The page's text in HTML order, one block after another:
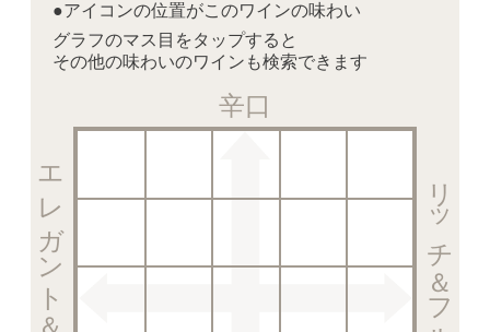
●アイコンの位置がこのワインの味わい
グラフのマス目をタップすると
その他の味わいのワインも検索できます
辛口
リッチ＆フルーティー